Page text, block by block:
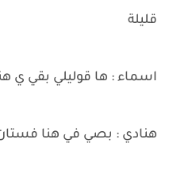
قليلة
اسماء : ها قوليلي بقي ي
هنادي : بصي في هنا